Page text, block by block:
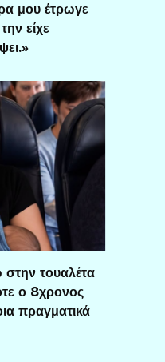
μου έτρωγε
είχε
τουαλέτα
ο 8χρονος
πραγματικά